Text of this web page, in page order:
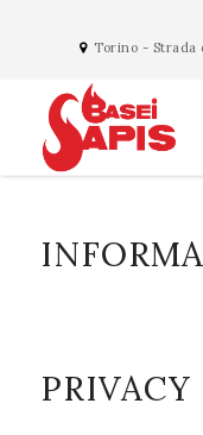
Torino - Strada
PRIVACY